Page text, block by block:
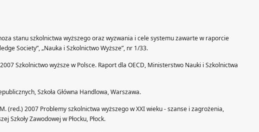
stanu szkolnictwa wyższego oraz wyzwania i cele systemu zawarte w raporcie
Society”, „Nauka i Szkolnictwo Wyższe”, nr 1/33.
Szkolnictwo wyższe w Polsce. Raport dla OECD, Ministerstwo Nauki i Szkolnictwa
Szkoła Główna Handlowa, Warszawa.
(red.) 2007 Problemy szkolnictwa wyższego w XXI wieku - szanse i zagrożenia,
Szkoły Zawodowej w Płocku, Płock.